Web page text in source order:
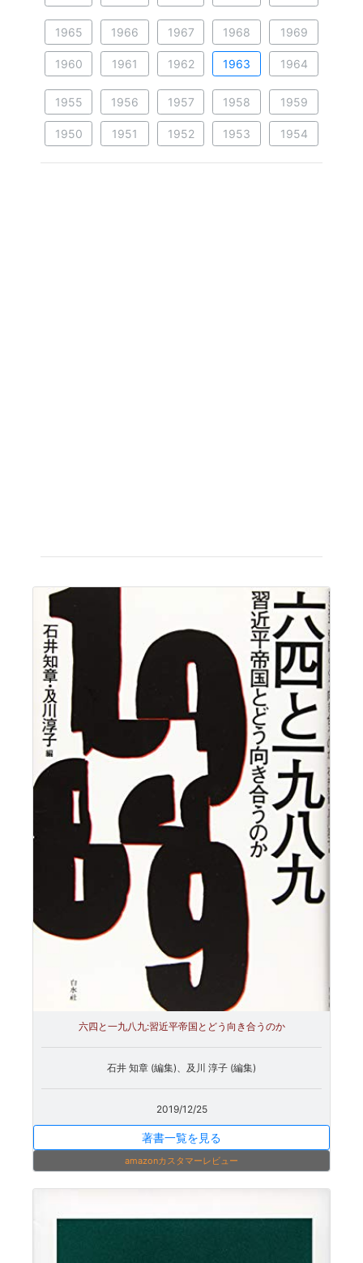
1965 1966 1967 1968 1969
1960 1961 1962 1963 1964
1955 1956 1957 1958 1959
1950 1951 1952 1953 1954
六四と一九八九:習近平帝国とどう向き合うのか
石井 知章 (編集)、及川 淳子 (編集)
2019/12/25
著書一覧を見る
amazonカスタマーレビュー